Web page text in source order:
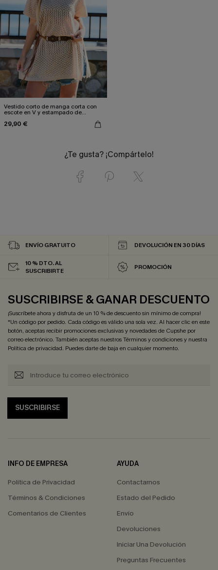
Vestido corto de manga corta con
escote en V y estampado de
29,90 €
¿Te gusta? ¡Compártelo!
ENVÍO GRATUITO DEVOLUCIÓN EN 30 DÍAS
10 % DTO. AL
SUSCRIBIRTE
PROMOCIÓN
SUSCRIBIRSE & GANAR DESCUENTO
¡Suscríbete ahora y disfruta de un 10 % de descuento sin mínimo de compra!
*Un código por pedido. Cada código es válido una sola vez. Al hacer clic en este
botón, aceptas recibir promociones exclusivas y novedades de Cupshe por
correo electrónico. También aceptas nuestrosTérminos y condicionesy nuestra
Política de privacidad. Puedes darte de baja en cualquier momento.
SUSCRIBIRSE
INFO DE EMPRESA
Política de Privacidad
Términos & Condiciones
Comentarios de Clientes
AYUDA
Contactarnos
Estado del Pedido
Envío
Devoluciones
Iniciar Una Devolución
Preguntas Frecuentes